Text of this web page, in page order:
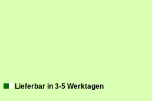
Lieferbar in 3-5 Werktagen